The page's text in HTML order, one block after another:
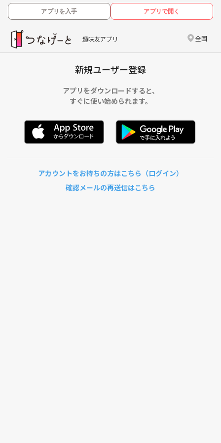
アプリを入手 アプリで開く
趣味友アプリ 全国
新規ユーザー登録
アプリをダウンロードすると、
すぐに使い始められます。
アカウントをお持ちの方はこちら（ログイン）
確認メールの再送信はこちら